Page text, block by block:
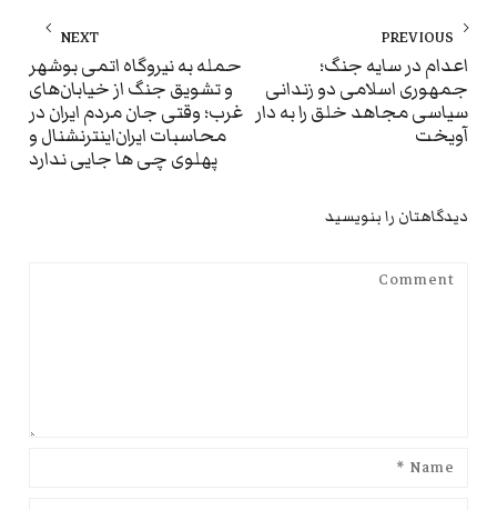
راهبری
نوشته
PREVIOUS
Previous
post:
اعدام در سایه جنگ؛
جمهوری اسلامی دو زندانی
سیاسی مجاهد خلق را به دار
آویخت
NEXT
حمله به نیروگاه اتمی بوشهر
و تشویق جنگ از خیابان‌های
غرب؛ وقتی جان مردم ایران در
محاسبات ایران‌اینترنشنال و
پهلوی چی ها جایی ندارد
دیدگاهتان را بنویسید